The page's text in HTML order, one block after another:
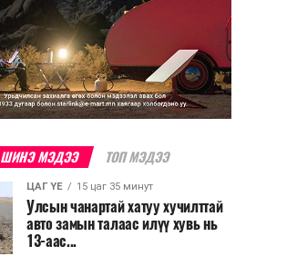
ШИНЭ МЭДЭЭ ТОП МЭДЭЭ
ЦАГ ҮЕ 15 цаг 35 минут
Улсын чанартай хатуу хучилттай
авто замын талаас илүү хувь нь
13-аас...